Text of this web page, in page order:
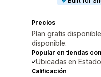
Precios
Plan gratis
disponible.
Popular en tiendas
Ubicadas en
Calificación